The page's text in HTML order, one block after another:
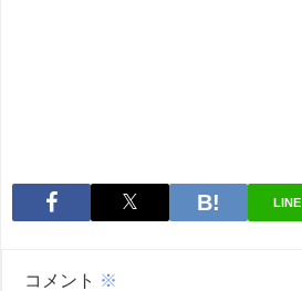
LINE
コメント ※